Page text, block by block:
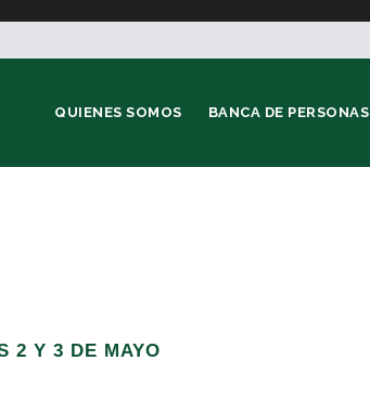
QUIENES SOMOS BANCA DE PERSONAS
2 Y 3 DE MAYO